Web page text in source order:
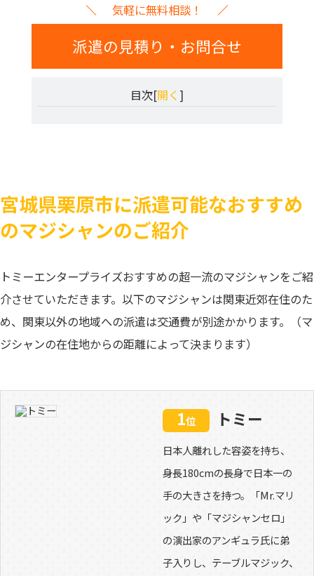
気軽に無料相談！
派遣の見積り・お問合せ
目次[開く ]
宮城県栗原市に派遣可能なおすすめ
のマジシャンのご紹介
トミーエンタープライズおすすめの超一流のマジシャンをご紹
介させていただきます。以下のマジシャンは関東近郊在住のた
め、関東以外の地域への派遣は交通費が別途かかります。（マ
ジシャンの在住地からの距離によって決まります）
1位 トミー
日本人離れした容姿を持ち、
身長180cmの長身で日本一の
手の大きさを持つ。「Mr.マリ
ック」や「マジシャンセロ」
の演出家のアンギュラ氏に弟
子入りし、テーブルマジック、